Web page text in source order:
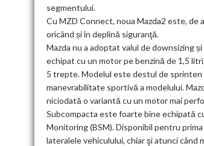
segmentului.
Cu MZD Connect, noua Mazda2 este,
oricând și în deplină siguranţă.
Mazda nu a adoptat valul de downsizing
echipat cu un motor pe benzină de 1,5
5 trepte. Modelul este destul de sprinten
manevrabilitate sportivă a modelului.
niciodată o variantă cu un motor mai
Subcompacta este foarte bine echipată
Monitoring (BSM). Disponibil pentru
lateralele vehiculului, chiar şi atunci când